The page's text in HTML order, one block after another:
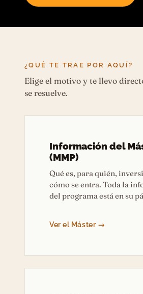
¿QUÉ TE TRAE POR AQUÍ?
Elige el motivo y te llevo
se resuelve.
Información del
(MMP)
Qué es, para quién,
cómo se entra. Toda la
del programa está en su
Ver el Máster →